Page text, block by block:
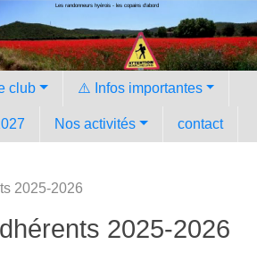
Les randonneurs hyèrois - les copains d'abord
club ⚠️ Infos importantes
Nos activités contact
2025-2026
2025-2026
cookies